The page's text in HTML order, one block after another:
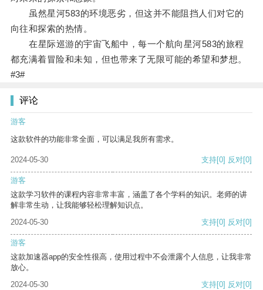
虽然星河583的环境恶劣，但这并不能阻挡人们对它的
向往和探索的热情。
在星际巡游的宇宙飞船中，每一个航向星河583的旅程
都充满着冒险和未知，但也带来了无限可能的希望和梦想。
#3#
评论
游客
这款软件的功能非常全面，可以满足我所有需求。
2024-05-30 支持[0] 反对[0]
游客
这款学习软件的课程内容非常丰富，涵盖了各个学科的知识。老师的讲
解非常生动，让我能够轻松理解知识点。
2024-05-30
支持[0] 反对[0]
游客
这款加速器app的安全性很高，使用过程中不会泄露个人信息，让我非常
放心。
2024-05-30
支持[0] 反对[0]